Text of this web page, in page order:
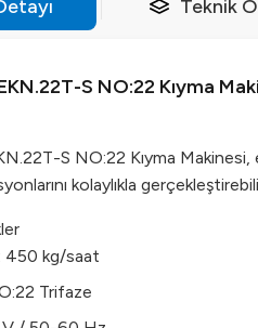
Teknik
S NO:22 Kıyma
S NO:22 Kıyma
kolaylıkla
450 kg/saat
Trifaze